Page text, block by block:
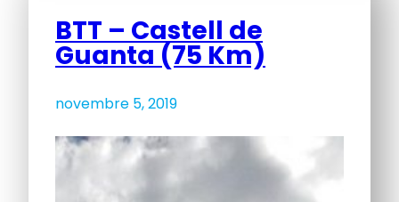
BTT – Castell de
Guanta (75 Km)
novembre 5, 2019